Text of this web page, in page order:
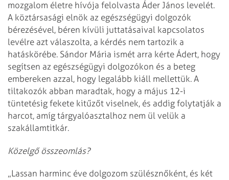
mozgalom életre hívója felolvasta Áder János levelét.
A köztársasági elnök az egészségügyi dolgozók
bérezésével, béren kívüli juttatásaival kapcsolatos
levélre azt válaszolta, a kérdés nem tartozik a
hatáskörébe. Sándor Mária ismét arra kérte Ádert, hogy
segítsen az egészségügyi dolgozókon és a beteg
embereken azzal, hogy legalább kiáll mellettük. A
tiltakozók abban maradtak, hogy a május 12-i
tüntetésig fekete kitűzőt viselnek, és addig folytatják a
harcot, amíg tárgyalóasztalhoz nem ül velük a
szakállamtitkár.
Közelgő összeomlás?
„Lassan harminc éve dolgozom szülésznőként, és két